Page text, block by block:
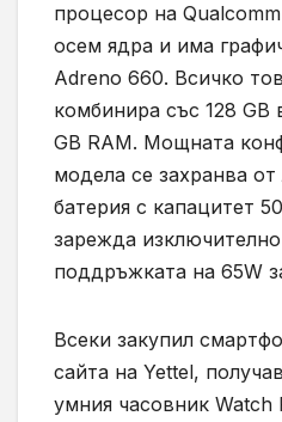
процесор на
осем ядра и има
Adreno 660. Всичко
комбинира със 128 GB
GB RAM. Мощната
модела се захранва
батерия с капацитет
зарежда
поддръжката на 65W
Всеки закупил
сайта на Yettel,
умния часовник Watch